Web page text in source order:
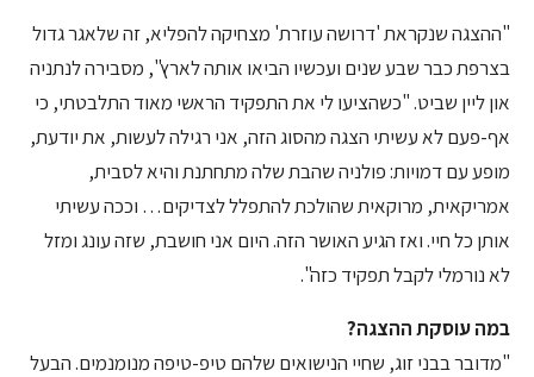
"ההצגה שנקראת 'דרושה עוזרת' מצחיקה להפליא, זה שלאגר גדול
בצרפת כבר שבע שנים ועכשיו הביאו אותה לארץ", מסבירה לנתניה
און ליין שביט. "כשהציעו לי את התפקיד הראשי מאוד התלבטתי, כי
אף-פעם לא עשיתי הצגה מהסוג הזה, אני רגילה לעשות, את יודעת,
מופע עם דמויות: פולניה שהבת שלה מתחתנת והיא לסבית,
אמריקאית, מרוקאית שהולכת להתפלל לצדיקים… וככה עשיתי
אותן כל חיי. ואז הגיע האושר הזה. היום אני חושבת, שזה עונג ומזל
לא נורמלי לקבל תפקיד כזה".
במה עוסקת ההצגה?
"מדובר בבני זוג, שחיי הנישואים שלהם טיפ-טיפה מנומנמים. הבעל